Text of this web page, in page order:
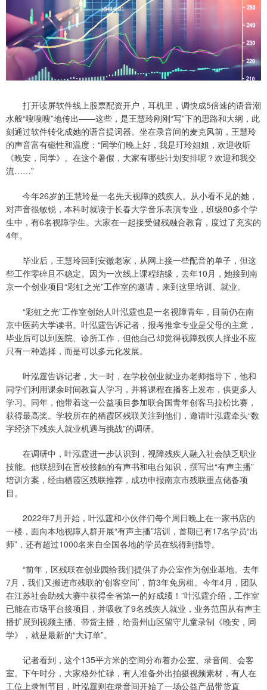
打开读屏软件线上股票配资开户，耳机里，调快成5倍速的语音潮
水般“嗖嗖嗖”地传出——这些，是王慧玲刚刚“写”下的思路和大纲，此
刻通过软件转化成她的语音提词器。坐在录音间的麦克风前，王慧玲
的声音富有磁性和温度：“同学们晚上好，我是玎玲姐姐，欢迎收听
《晚安，同学》。在这个暑假，大家有哪些计划安排呢？欢迎和我交
流……”
今年26岁的王慧玲是一名先天视障的残疾人。从小看不见的她，
对声音很敏锐，本科时就读于长春大学音乐表演专业，班级80多个学
生中，有6名视障学生。大家在一起接受健残融合教育，度过了充实的
4年。
毕业后，王慧玲回到安徽老家，从网上接一些配音的单子，但这
些工作零碎且不稳定。因为一次线上课程结缘，去年10月，她接到南
京一个创业项目“彩虹之光”工作室的邀请，来到这里培训、就业。
“彩虹之光”工作室创始人叶泓霆也是一名视障青年，目前仍在南
京中医药大学读书。叶泓霆告诉记者，报考推拿专业是父母的主意，
毕业后可以到医院、诊所工作，但他自己却觉得视障残疾人择业不应
只有一种选择，而是可以多元化发展。
叶泓霆告诉记者，大一时，在学校创业就业办老师指导下，他和
同学们利用课余时间教盲人学习，并将课程在播客上发布，供更多人
学习。同年，他带着这一公益项目参加联合国青年创客马拉松比赛，
获得最高奖。学校所在的栖霞区残联关注到他们，邀请叶泓霆牵头“数
字经济下残疾人就业机遇与挑战”的调研。
在调研中，叶泓霆进一步认识到，视障残疾人融入社会缺乏职业
技能。他联想到在盲校接触的有声书和电台知识，撰写出“有声主播”
培训方案，经由栖霞区残联推荐，成功申报南京市残联重点储备项
目。
2022年7月开始，叶泓霆和小伙伴们每个周日晚上在一家书店的
一楼，面向本地视障人群开展“有声主播”培训，首期已有17名学员“出
师”，还有超过1000名来自全国各地的学员在线得到指导。
“前年，区残联在创业园给我们提供了办公室作为创业基地。去年
7月，我们又搬进市残联的‘创客空间’，前3年免房租。今年4月，团队
在江苏社会助残大赛中获得全省第一的好成绩！”叶泓霆介绍，工作室
已能在市场平台接项目，并吸收了9名残疾人就业，业务范围从有声主
播扩展到视频主播、带货主播，给贵州山区留守儿童录制《晚安，同
学》，就是最新的“大订单”。
记者看到，这个135平方米的空间分布着办公室、录音间、会客
室。下午时分，大家格外忙碌，有人准备外出拍摄视频素材，有人在
工位上录制节目，叶泓霆则在录音间开始了一场公益产品带货直